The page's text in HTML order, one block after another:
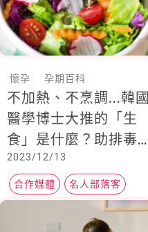
懷孕 孕期百科
不加熱、不烹調...韓國
醫學博士大推的「生
食」是什麼？助排毒、
增強免疫力，「生食」
的營養、4大好處、4方
法教你吃
2023/12/13
合作媒體 名人部落客